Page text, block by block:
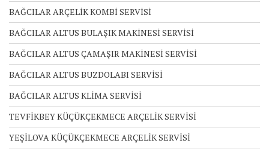
BAĞCILAR ARÇELİK KOMBİ SERVİSİ
BAĞCILAR ALTUS BULAŞIK MAKİNESİ SERVİSİ
BAĞCILAR ALTUS ÇAMAŞIR MAKİNESİ SERVİSİ
BAĞCILAR ALTUS BUZDOLABI SERVİSİ
BAĞCILAR ALTUS KLİMA SERVİSİ
TEVFİKBEY KÜÇÜKÇEKMECE ARÇELİK SERVİSİ
YEŞİLOVA KÜÇÜKÇEKMECE ARÇELİK SERVİSİ